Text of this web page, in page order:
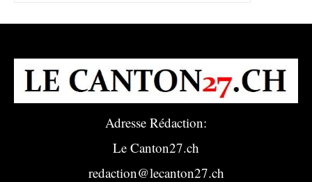
Adresse Rédaction:
Le Canton27.ch
redaction@lecanton27.ch